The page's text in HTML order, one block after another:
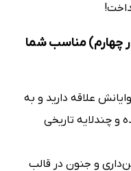
چهارم) مناسب شما
علاقه دارید و به
چندلایه تاریخی
و جنون در قالب